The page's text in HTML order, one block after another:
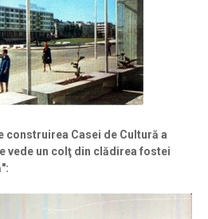
construirea Casei de Cultură a
vede un colţ din clădirea fostei